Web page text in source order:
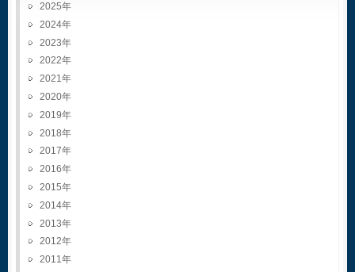
2025
2024
2023
2022
2021
2020
2019
2018
2017
2016
2015
2014
2013
2012
2011